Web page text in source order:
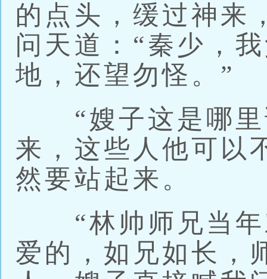
的点头，缓过神来
问天道：“秦少，
地，还望勿怪。”
“嫂子这是哪里
来，这些人他可以
然要站起来。
“林帅师兄当年
爱的，如兄如长，